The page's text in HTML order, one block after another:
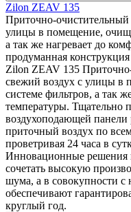
Zilon ZEAV 135
Приточно-очистительный
улицы в помещение,
а так же нагревает до
продуманная конструкция
Zilon ZEAV 135
свежий воздух с улицы в
системе фильтров, а так
температуры. Тщательно
воздухоподающей панели
приточный воздух по
проветривая 24 часа в
Инновационные решения
сочетать высокую
шума, а в совокупности
обеспечивают
круглый год.